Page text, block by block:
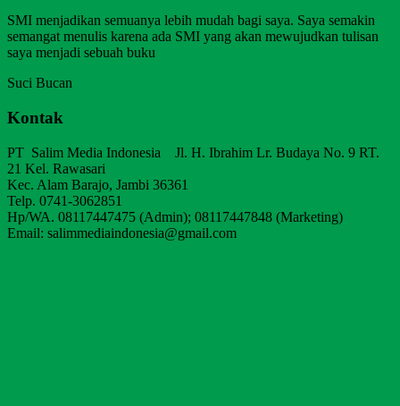
SMI menjadikan semuanya lebih mudah bagi saya. Saya semakin
semangat menulis karena ada SMI yang akan mewujudkan tulisan
saya menjadi sebuah buku
Suci Bucan
Kontak
PT Salim Media Indonesia Jl. H. Ibrahim Lr. Budaya No. 9 RT.
21 Kel. Rawasari
Kec. Alam Barajo, Jambi 36361
Telp. 0741-3062851
Hp/WA. 08117447475 (Admin); 08117447848 (Marketing)
Email: salimmediaindonesia@gmail.com